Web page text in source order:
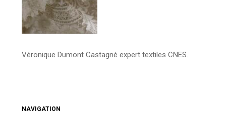
Véronique Dumont Castagné expert textiles CNES.
NAVIGATION